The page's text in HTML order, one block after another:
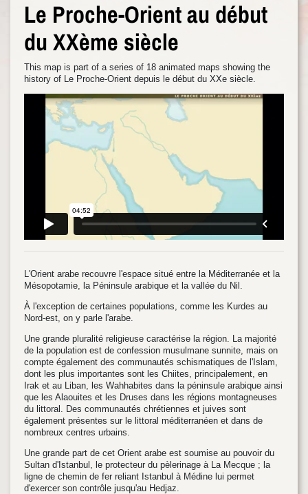
Le Proche-Orient au début
du XXème siècle
This map is part of a series of 18 animated maps showing the
history of Le Proche-Orient depuis le début du XXe siècle.
L'Orient arabe recouvre l'espace situé entre la Méditerranée et la
Mésopotamie, la Péninsule arabique et la vallée du Nil.
À l'exception de certaines populations, comme les Kurdes au
Nord-est, on y parle l'arabe.
Une grande pluralité religieuse caractérise la région. La majorité
de la population est de confession musulmane sunnite, mais on
compte également des communautés schismatiques de l'Islam,
dont les plus importantes sont les Chiites, principalement, en
Irak et au Liban, les Wahhabites dans la péninsule arabique ainsi
que les Alaouites et les Druses dans les régions montagneuses
du littoral. Des communautés chrétiennes et juives sont
également présentes sur le littoral méditerranéen et dans de
nombreux centres urbains.
Une grande part de cet Orient arabe est soumise au pouvoir du
Sultan d'Istanbul, le protecteur du pèlerinage à La Mecque ; la
ligne de chemin de fer reliant Istanbul à Médine lui permet
d'exercer son contrôle jusqu'au Hedjaz.